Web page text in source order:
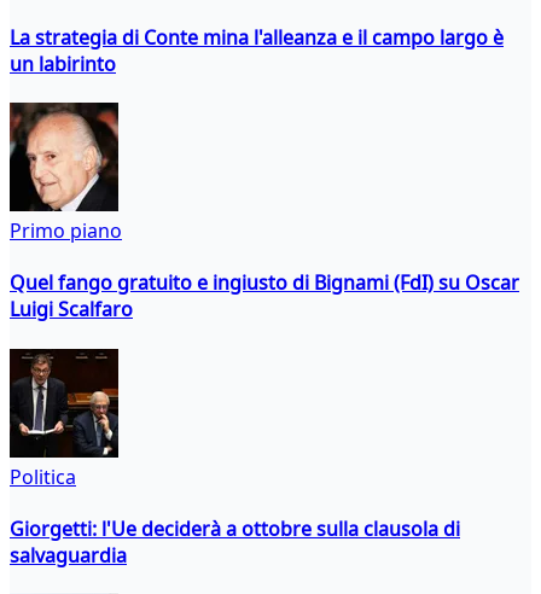
La strategia di Conte mina l'alleanza e il campo largo è
un labirinto
Primo piano
Quel fango gratuito e ingiusto di Bignami (FdI) su Oscar
Luigi Scalfaro
Politica
Giorgetti: l'Ue deciderà a ottobre sulla clausola di
salvaguardia